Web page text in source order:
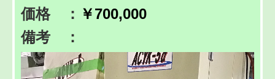
価格 ： ￥700,000
備考 ：